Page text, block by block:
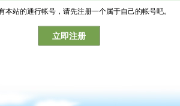
本站的通行帐号，请先注册一个属于自己的帐号吧。
立即注册